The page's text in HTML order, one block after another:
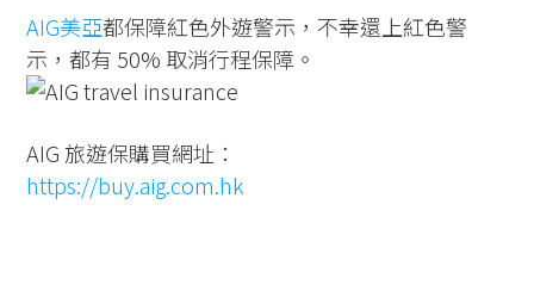
AIG美亞都保障紅色外遊警示，不幸還上紅色警
示，都有 50% 取消行程保障。
AIG 旅遊保購買網址：
https://buy.aig.com.hk